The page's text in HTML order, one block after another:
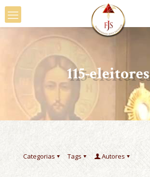
115-eleitores
Categorias Tags Autores